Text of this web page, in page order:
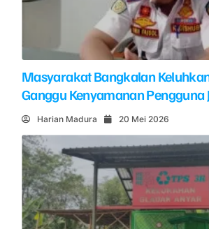
Masyarakat Bangkalan Keluhkan
Ganggu Kenyamanan Pengguna
Harian Madura 20 Mei 2026